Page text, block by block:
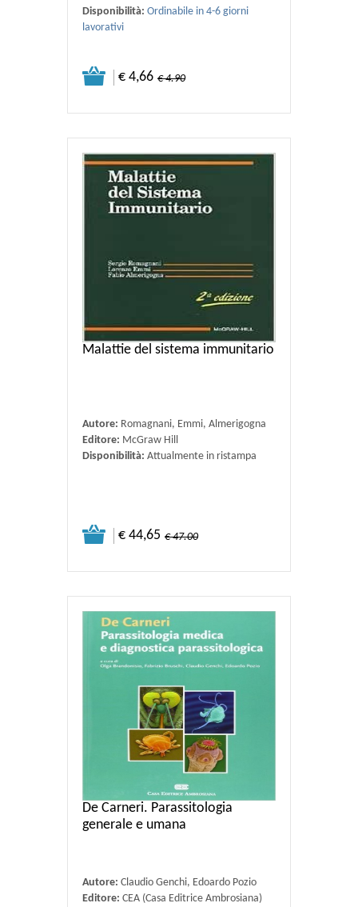
Disponibilità: Ordinabile in 4-6 giorni
lavorativi
€ 4,66 € 4.90
Malattie del sistema immunitario
Autore: Romagnani, Emmi, Almerigogna
Editore: McGraw Hill
Disponibilità: Attualmente in ristampa
€ 44,65 € 47.00
De Carneri. Parassitologia
generale e umana
Autore: Claudio Genchi, Edoardo Pozio
Editore: CEA (Casa Editrice Ambrosiana)